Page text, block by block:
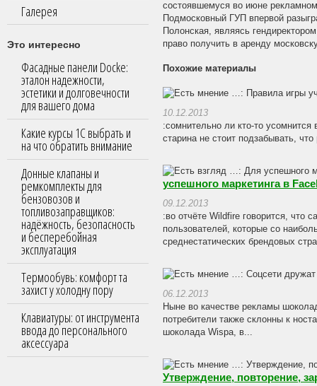
Галерея
Это интересно
Фасадные панели Docke:
эталон надежности,
эстетики и долговечности
для вашего дома
Какие курсы 1С выбрать и
на что обратить внимание
Донные клапаны и
ремкомплекты для
бензовозов и
топливозаправщиков:
надёжность, безопасность
и бесперебойная
эксплуатация
Термообувь: комфорт та
захист у холодну пору
Клавиатуры: от инструмента
ввода до персонального
аксессуара
состоявшемуся во июне
Подмосковный ГУП впервой
Полонская, являясь
право получить в аренду
Похожие материалы
10.12.2013
:сомнительно ли кто-то
старина не стоит подзабывать,
успешного маркетинга в
09.12.2013
:во отчёте Wildfire говорится, что
пользователей, которые со
среднестатических брендовых
06.12.2013
Ныне во качестве рекламы
потребители также склонны к
шоколада Wispa, в...
Утверждение, повторение,